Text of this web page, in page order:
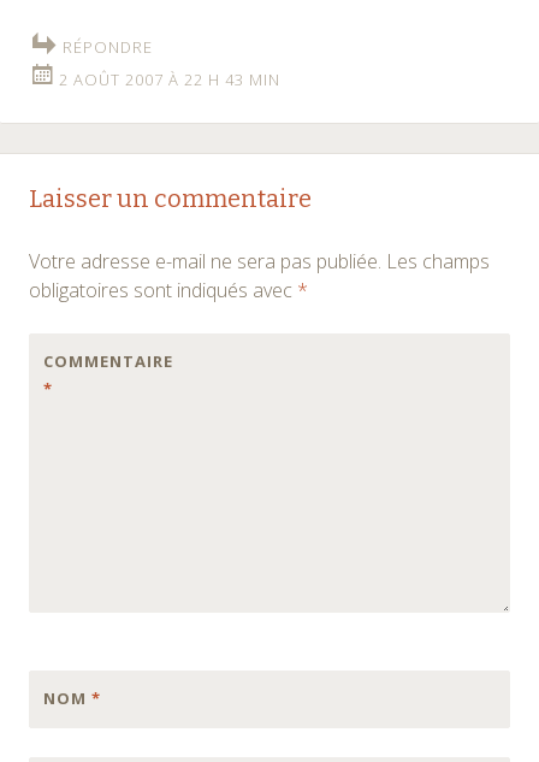
RÉPONDRE
2 AOÛT 2007 À 22 H 43 MIN
Laisser un commentaire
Votre adresse e-mail ne sera pas publiée. Les champs
obligatoires sont indiqués avec *
COMMENTAIRE
*
NOM *